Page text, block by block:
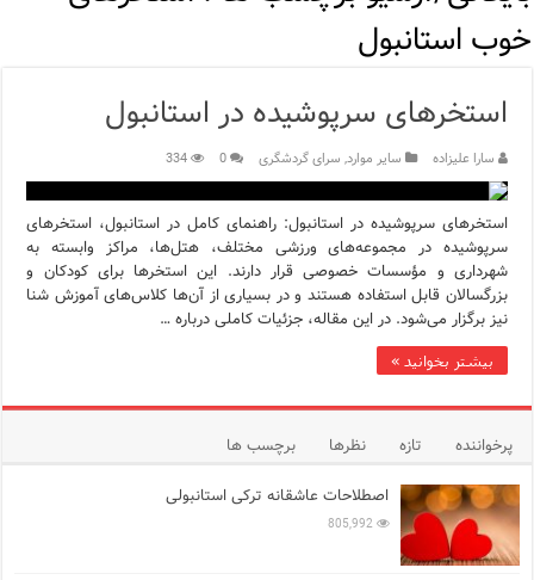
مرکز خرید پولات استانبول | تجربه‌ای متفاوت از خرید و سبک
ویژگی‌های رفتاری و اجتماعی در زبان ترکی استانبولی
ویژگی‌های منفی شخصیت در زبان ترکی استانبولی
ویژگی‌های مثبت شخصیت در زبان ترکی استانبولی
موزه افسانه‌های کارتال استانبول؛ سفری به دنیای قصه‌ها در
موزه ساعت کاخ توپکاپی استانبول
اجاره خانه در استانبول چگونه است؟ راهنمای کامل در سال 2026
خوب استانبول
استخرهای سرپوشیده در استانبول
سارا علیزاده سایر موارد, سرای گردشگری 0
334
استخرهای سرپوشیده در استانبول: راهنمای کامل در استانبول، استخرهای
سرپوشیده در مجموعه‌های ورزشی مختلف، هتل‌ها، مراکز وابسته به
شهرداری و مؤسسات خصوصی قرار دارند. این استخرها برای کودکان و
بزرگسالان قابل استفاده هستند و در بسیاری از آن‌ها کلاس‌های آموزش شنا
نیز برگزار می‌شود. در این مقاله، جزئیات کاملی درباره …
بیشتر بخوانید »
پرخواننده تازه نظرها
برچسب ها
اصطلاحات عاشقانه ترکی استانبولی
805,992